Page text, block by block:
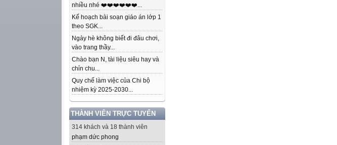
nhiều nhé ❤️❤️❤️❤️❤️❤️...
Kế hoạch bài soạn giáo án lớp 1
theo SGK...
Ngày hè không biết đi đâu chơi,
vào trang thầy...
Chào bạn N, tài liệu siêu hay và
chỉn chu...
Quy chế làm việc của Chi bộ
nhiệm kỳ 2025-2030...
THÀNH VIÊN TRỰC TUYẾN
314 khách và 18 thành viên
phạm dức phong